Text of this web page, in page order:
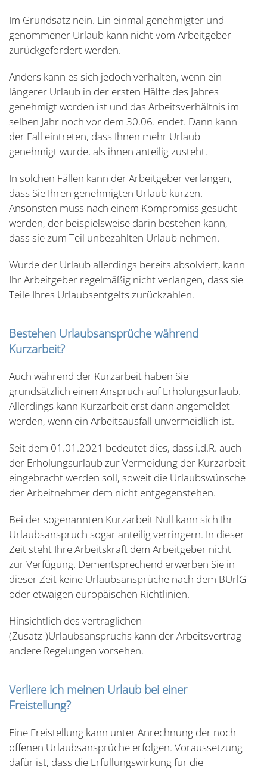
Im Grundsatz nein. Ein einmal genehmigter und
genommener Urlaub kann nicht vom Arbeitgeber
zurückgefordert werden.
Anders kann es sich jedoch verhalten, wenn ein
längerer Urlaub in der ersten Hälfte des Jahres
genehmigt worden ist und das Arbeitsverhältnis im
selben Jahr noch vor dem 30.06. endet. Dann kann
der Fall eintreten, dass Ihnen mehr Urlaub
genehmigt wurde, als ihnen anteilig zusteht.
In solchen Fällen kann der Arbeitgeber verlangen,
dass Sie Ihren genehmigten Urlaub kürzen.
Ansonsten muss nach einem Kompromiss gesucht
werden, der beispielsweise darin bestehen kann,
dass sie zum Teil unbezahlten Urlaub nehmen.
Wurde der Urlaub allerdings bereits absolviert, kann
Ihr Arbeitgeber regelmäßig nicht verlangen, dass sie
Teile Ihres Urlaubsentgelts zurückzahlen.
Bestehen Urlaubsansprüche während
Kurzarbeit?
Auch während der Kurzarbeit haben Sie
grundsätzlich einen Anspruch auf Erholungsurlaub.
Allerdings kann Kurzarbeit erst dann angemeldet
werden, wenn ein Arbeitsausfall unvermeidlich ist.
Seit dem 01.01.2021 bedeutet dies, dass i.d.R. auch
der Erholungsurlaub zur Vermeidung der Kurzarbeit
eingebracht werden soll, soweit die Urlaubswünsche
der Arbeitnehmer dem nicht entgegenstehen.
Bei der sogenannten Kurzarbeit Null kann sich Ihr
Urlaubsanspruch sogar anteilig verringern. In dieser
Zeit steht Ihre Arbeitskraft dem Arbeitgeber nicht
zur Verfügung. Dementsprechend erwerben Sie in
dieser Zeit keine Urlaubsansprüche nach dem BUrlG
oder etwaigen europäischen Richtlinien.
Hinsichtlich des vertraglichen
(Zusatz-)Urlaubsanspruchs kann der Arbeitsvertrag
andere Regelungen vorsehen.
Verliere ich meinen Urlaub bei einer
Freistellung?
Eine Freistellung kann unter Anrechnung der noch
offenen Urlaubsansprüche erfolgen. Voraussetzung
dafür ist, dass die Erfüllungswirkung für die